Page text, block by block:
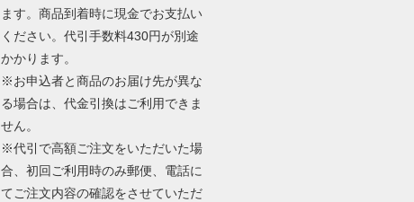
ます。商品到着時に現金でお支払い
ください。代引手数料430円が別途
かかります。
※お申込者と商品のお届け先が異な
る場合は、代金引換はご利用できま
せん。
※代引で高額ご注文をいただいた場
合、初回ご利用時のみ郵便、電話に
てご注文内容の確認をさせていただ